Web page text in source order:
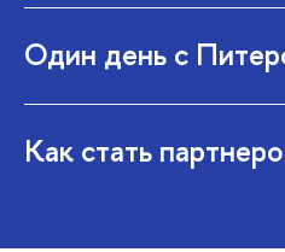
Один день с
Как стать